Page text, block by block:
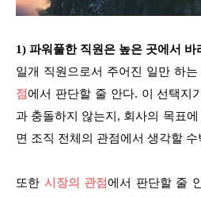
1) 파워풀한 직원은 높은 곳에서 바
일개 직원으로서 주어진 일만 하는
점에서 판단할 줄 안다. 이 선택지
과 충돌하지 않는지, 회사의 목표
면 조직 전체의 관점에서 생각할 수
또한 시장의 관점에서 판단할 줄